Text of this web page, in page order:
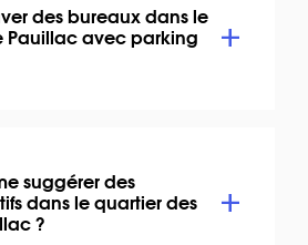
des bureaux dans le
Pauillac avec parking
suggérer des
dans le quartier des
?